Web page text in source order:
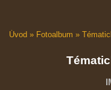
Úvod » Fotoalbum »